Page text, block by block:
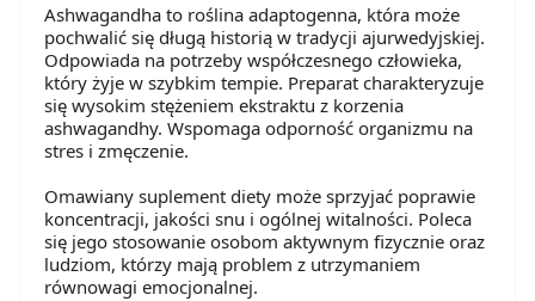
Ashwagandha to roślina adaptogenna, która może
pochwalić się długą historią w tradycji ajurwedyjskiej.
Odpowiada na potrzeby współczesnego człowieka,
który żyje w szybkim tempie. Preparat charakteryzuje
się wysokim stężeniem ekstraktu z korzenia
ashwagandhy. Wspomaga odporność organizmu na
stres i zmęczenie.
Omawiany suplement diety może sprzyjać poprawie
koncentracji, jakości snu i ogólnej witalności. Poleca
się jego stosowanie osobom aktywnym fizycznie oraz
ludziom, którzy mają problem z utrzymaniem
równowagi emocjonalnej.